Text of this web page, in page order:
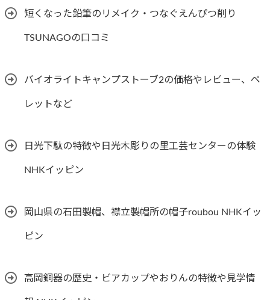
短くなった鉛筆のリメイク・つなぐえんぴつ削り
TSUNAGOの口コミ
バイオライトキャンプストーブ2の価格やレビュー、ペ
レットなど
日光下駄の特徴や日光木彫りの里工芸センターの体験
NHKイッピン
岡山県の石田製帽、襟立製帽所の帽子roubou NHKイッ
ピン
高岡銅器の歴史・ビアカップやおりんの特徴や見学情